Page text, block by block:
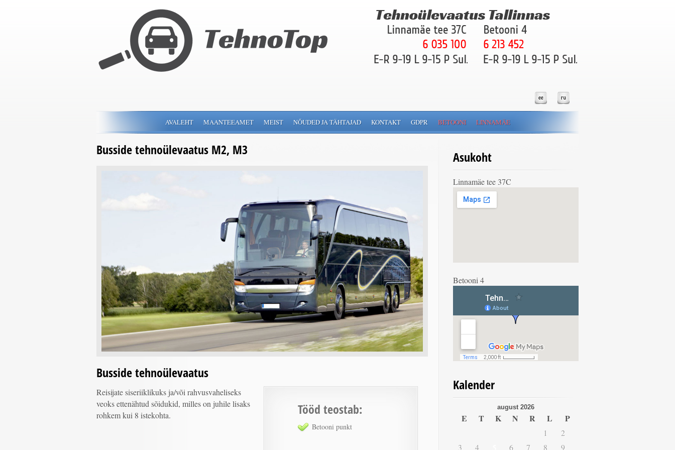
AVALEHT MAANTEEAMET MEIST NÕUDED JA TÄHTAJAD KONTAKT GDPR BETOONI LINNAMÄE
Busside tehnoülevaatus M2, M3
Busside tehnoülevaatus
Reisijate siseriiklikuks ja/või rahvusvaheliseks
veoks ettenähtud sõidukid, milles on juhile lisaks
rohkem kui 8 istekohta.
Tööd teostab:
Betooni punkt
Asukoht
Linnamäe tee 37C
Betooni 4
Kalender
august 2026
E T K N R L P
1
2
3
4 6 7 8 9